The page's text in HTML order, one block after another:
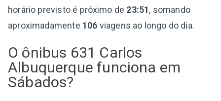
horário previsto é próximo de 23:51, somando
aproximadamente 106 viagens ao longo do dia.
O ônibus 631 Carlos
Albuquerque funciona em
Sábados?